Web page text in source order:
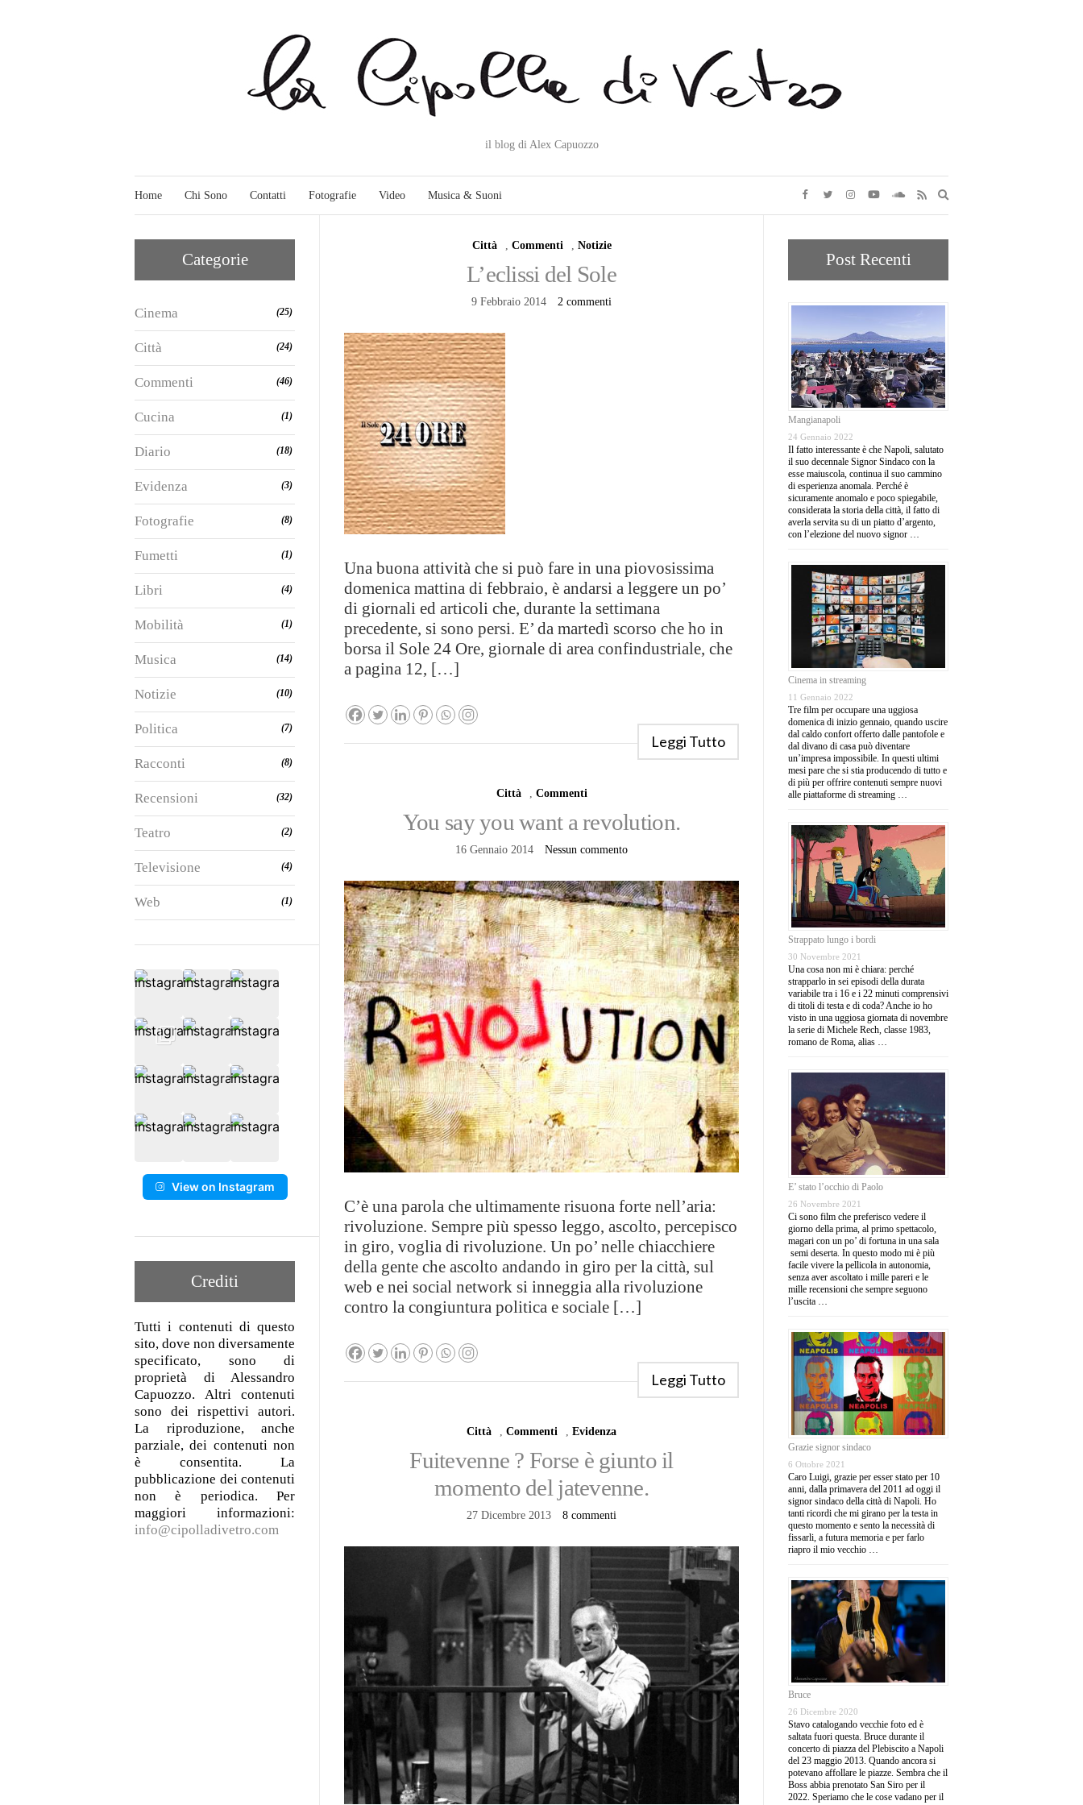
il blog di Alex Capuozzo
Home Chi Sono Contatti Fotografie Video Musica & Suoni
form
Città , Commenti , Notizie
L’eclissi del Sole
9 Febbraio 2014 2 commenti
Una buona attività che si può fare in una piovosissima
domenica mattina di febbraio, è andarsi a leggere un po’
di giornali ed articoli che, durante la settimana
precedente, si sono persi. E’ da martedì scorso che ho in
borsa il Sole 24 Ore, giornale di area confindustriale, che
a pagina 12, […]
Leggi Tutto
Città , Commenti
You say you want a revolution.
16 Gennaio 2014 Nessun commento
C’è una parola che ultimamente risuona forte nell’aria:
rivoluzione. Sempre più spesso leggo, ascolto, percepisco
in giro, voglia di rivoluzione. Un po’ nelle chiacchiere
della gente che ascolto andando in giro per la città, sul
web e nei social network si inneggia alla rivoluzione
contro la congiuntura politica e sociale […]
Leggi Tutto
Città Commenti Evidenza
Fuitevenne ? Forse è giunto il
momento del jatevenne.
27 Dicembre 2013 8 commenti
Categorie
Cinema (25)
Città (24)
Commenti (46)
Cucina (1)
Diario (18)
Evidenza (3)
Fotografie (8)
Fumetti (1)
Libri (4)
Mobilità (1)
Musica (14)
Notizie (10)
Politica (7)
Racconti (8)
Recensioni (32)
Teatro (2)
Televisione (4)
Web (1)
View on Instagram
Crediti
Tutti i contenuti di questo
sito, dove non diversamente
specificato, sono di
proprietà di Alessandro
Capuozzo. Altri contenuti
sono dei rispettivi autori.
La riproduzione, anche
parziale, dei contenuti non
è consentita. La
pubblicazione dei contenuti
non è periodica. Per
maggiori informazioni:
info@cipolladivetro.com
Post Recenti
Mangianapoli
24 Gennaio 2022
Il fatto interessante è che Napoli, salutato
il suo decennale Signor Sindaco con la
esse maiuscola, continua il suo cammino
di esperienza anomala. Perché è
sicuramente anomalo e poco spiegabile,
considerata la storia della città, il fatto di
averla servita su di un piatto d’argento,
con l’elezione del nuovo signor …
Cinema in streaming
11 Gennaio 2022
Tre film per occupare una uggiosa
domenica di inizio gennaio, quando uscire
dal caldo confort offerto dalle pantofole e
dal divano di casa può diventare
un’impresa impossibile. In questi ultimi
mesi pare che si stia producendo di tutto e
di più per offrire contenuti sempre nuovi
alle piattaforme di streaming …
Strappato lungo i bordi
30 Novembre 2021
Una cosa non mi è chiara: perché
strapparlo in sei episodi della durata
variabile tra i 16 e i 22 minuti comprensivi
di titoli di testa e di coda? Anche io ho
visto in una uggiosa giornata di novembre
la serie di Michele Rech, classe 1983,
romano de Roma, alias …
E’ stato l’occhio di Paolo
26 Novembre 2021
Ci sono film che preferisco vedere il
giorno della prima, al primo spettacolo,
magari con un po’ di fortuna in una sala
semi deserta. In questo modo mi è più
facile vivere la pellicola in autonomia,
senza aver ascoltato i mille pareri e le
mille recensioni che sempre seguono
l’uscita …
Grazie signor sindaco
6 Ottobre 2021
Caro Luigi, grazie per esser stato per 10
anni, dalla primavera del 2011 ad oggi il
signor sindaco della città di Napoli. Ho
tanti ricordi che mi girano per la testa in
questo momento e sento la necessità di
fissarli, a futura memoria e per farlo
riapro il mio vecchio …
Bruce
26 Dicembre 2020
Stavo catalogando vecchie foto ed è
saltata fuori questa. Bruce durante il
concerto di piazza del Plebiscito a Napoli
del 23 maggio 2013. Quando ancora si
potevano affollare le piazze. Sembra che il
Boss abbia prenotato San Siro per il
2022. Speriamo che le cose vadano per il